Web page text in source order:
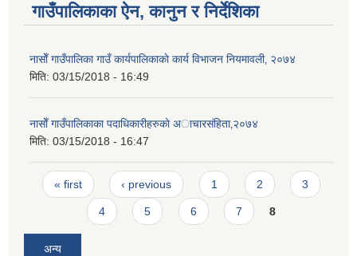
गाउँपालिकाका ऐन, कानुन र निर्देशिका
नासाेँ गाउँपालिका गाउँ कार्यपालिकाकाे कार्य विभाजन नियमावली‚ २०७४
मिति: 03/15/2018 - 16:49
नासाेँ गाउँपालिकाका पदाधिकारीहरुकाे अाचारस‌ंहिता‚२०७४
मिति: 03/15/2018 - 16:47
Pages
« first ‹ previous 1 2 3
4 5 6 7 8
अन्य